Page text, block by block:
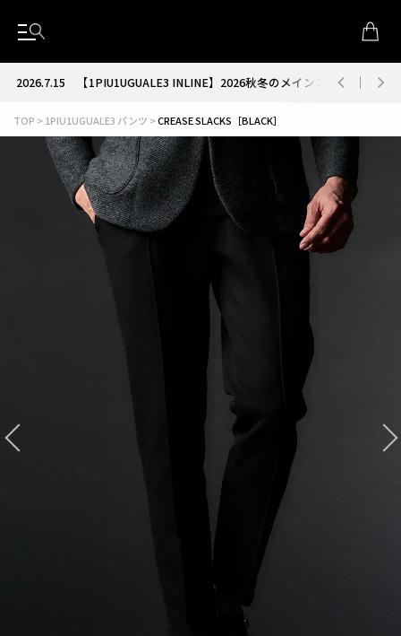
2026.7.15【1PIU1UGUALE3 INLINE】2026秋冬のメインコレクションが
TOP 1PIU1UGUALE3 パンツ CREASE SLACKS［BLACK］